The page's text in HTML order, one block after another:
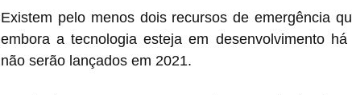
Existem pelo menos dois recursos de emergência
embora a tecnologia esteja em desenvolvimento
não serão lançados em 2021.